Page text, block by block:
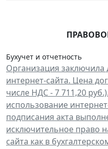
Бухучет и отчетность
Организация заключила
интернет-сайта. Цена
числе НДС - 7 711,20
использование
подписания акта
исключительное право
сайта как в